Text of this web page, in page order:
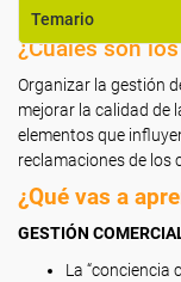
Temario
¿Cuáles son
Organizar la gestión
mejorar la calidad de
elementos que
reclamaciones de los
¿Qué vas a
GESTIÓN
La “conciencia